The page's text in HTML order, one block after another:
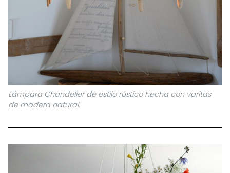
Lámpara Chandelier de estilo rústico hecha con varitas
de madera natural.